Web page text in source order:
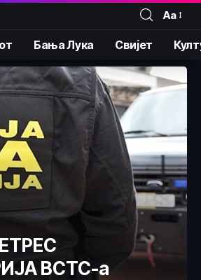
Аа
Бања Лука Свијет
ВСТС-а